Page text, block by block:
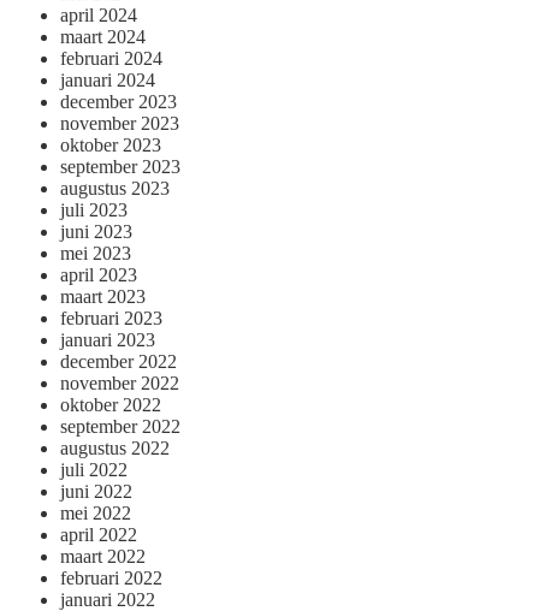
april 2024
maart 2024
februari 2024
januari 2024
december 2023
november 2023
oktober 2023
september 2023
augustus 2023
juli 2023
juni 2023
mei 2023
april 2023
maart 2023
februari 2023
januari 2023
december 2022
november 2022
oktober 2022
september 2022
augustus 2022
juli 2022
juni 2022
mei 2022
april 2022
maart 2022
februari 2022
januari 2022